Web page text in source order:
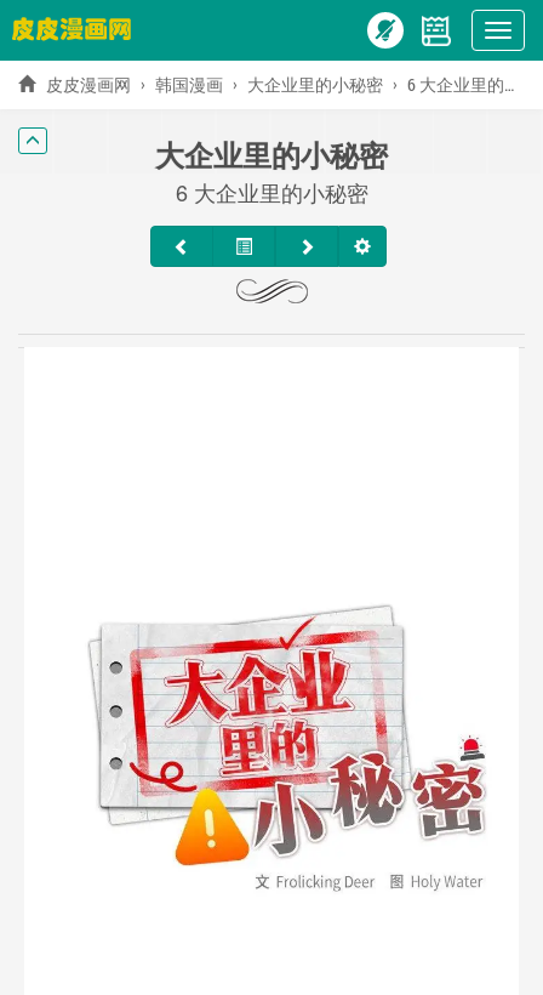
Show
menu
皮皮漫画网 韩国漫画 大企业里的小秘密 6 大企业里的小秘密
大企业里的小秘密
6 大企业里的小秘密